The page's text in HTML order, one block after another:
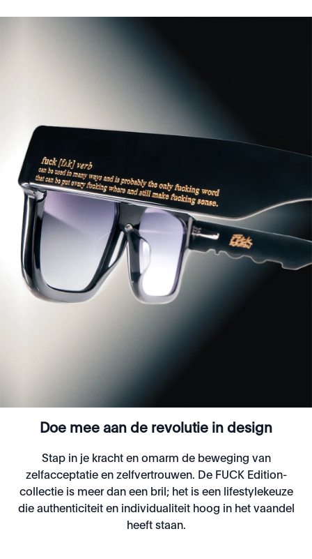
Doe mee aan de revolutie in design
Stap in je kracht en omarm de beweging van
zelfacceptatie en zelfvertrouwen. De FUCK Edition-
collectie is meer dan een bril; het is een lifestylekeuze
die authenticiteit en individualiteit hoog in het vaandel
heeft staan.